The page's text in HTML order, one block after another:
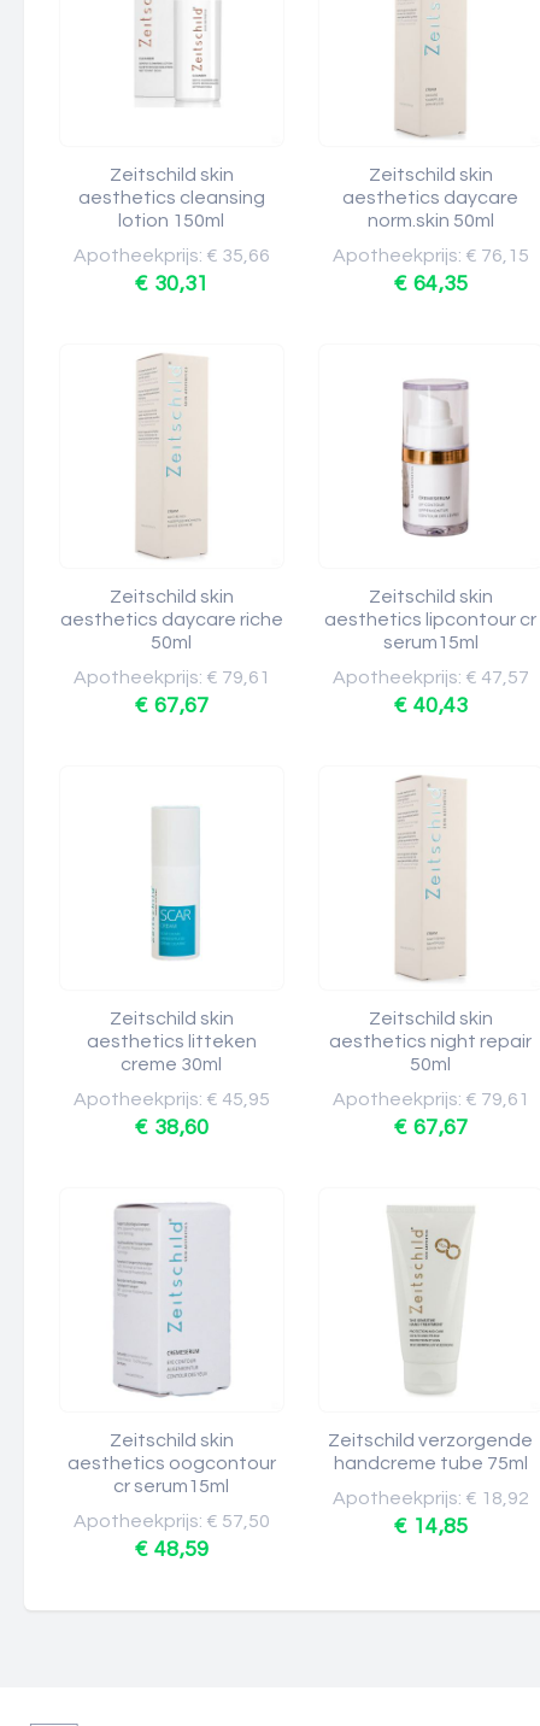
Zeitschild skin
aesthetics cleansing
lotion 150ml
Apotheekprijs: € 35,66
€ 30,31
Zeitschild skin
aesthetics daycare
norm.skin 50ml
Apotheekprijs: € 76,15
€ 64,35
Zeitschild skin
aesthetics daycare riche
50ml
Apotheekprijs: € 79,61
€ 67,67
Zeitschild skin
aesthetics lipcontour cr
serum15ml
Apotheekprijs: € 47,57
€ 40,43
Zeitschild skin
aesthetics litteken
creme 30ml
Apotheekprijs: € 45,95
€ 38,60
Zeitschild skin
aesthetics night repair
50ml
Apotheekprijs: € 79,61
€ 67,67
Zeitschild skin
aesthetics oogcontour
cr serum15ml
Apotheekprijs: € 57,50
€ 48,59
Zeitschild verzorgende
handcreme tube 75ml
Apotheekprijs: € 18,92
€ 14,85